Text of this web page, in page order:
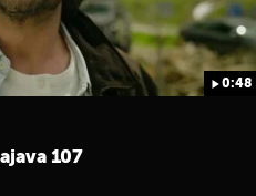
0:48
107